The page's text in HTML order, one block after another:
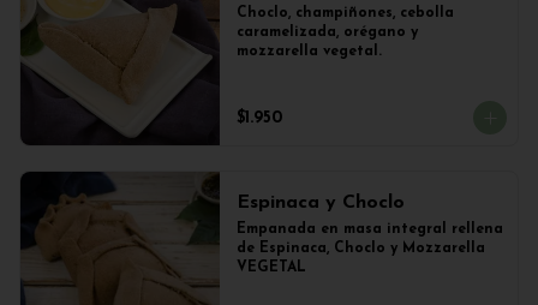
Choclo, champiñones, cebolla
caramelizada, orégano y
mozzarella vegetal.
$1.950
Espinaca y Choclo
Empanada en masa integral rellena
de Espinaca, Choclo y Mozzarella
VEGETAL